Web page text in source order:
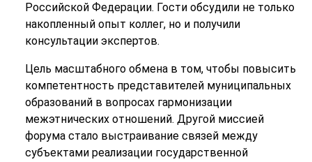
Российской Федерации. Гости обсудили не только
накопленный опыт коллег, но и получили
консультации экспертов.
Цель масштабного обмена в том, чтобы повысить
компетентность представителей муниципальных
образований в вопросах гармонизации
межэтнических отношений. Другой миссией
форума стало выстраивание связей между
субъектами реализации государственной